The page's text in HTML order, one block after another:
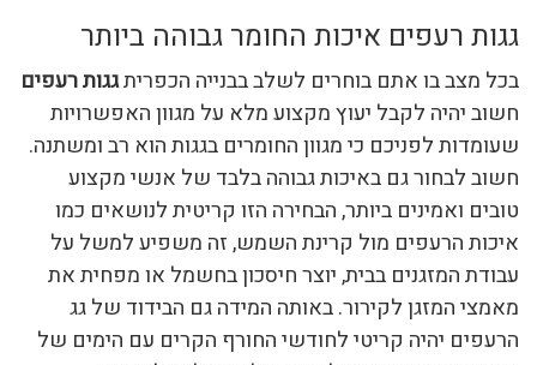
גגות רעפים איכות החומר גבוהה ביותר
בכל מצב בו אתם בוחרים לשלב בבנייה הכפריתגגות רעפים
חשוב יהיה לקבל יעוץ מקצוע מלא על מגוון האפשרויות
שעומדות לפניכם כי מגוון החומרים בגגות הוא רב ומשתנה.
חשוב לבחור גם באיכות גבוהה בלבד של אנשי מקצוע
טובים ואמינים ביותר, הבחירה הזו קריטית לנושאים כמו
איכות הרעפים מול קרינת השמש, זה משפיע למשל על
עבודת המזגנים בבית, יוצר חיסכון בחשמל או מפחית את
מאמצי המזגן לקירור. באותה המידה גם הבידוד של גג
הרעפים יהיה קריטי לחודשי החורף הקרים עם הימים של